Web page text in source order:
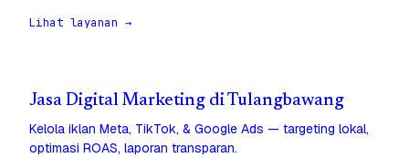
Lihat layanan →
Jasa Digital Marketing di Tulangbawang
Kelola iklan Meta, TikTok, & Google Ads — targeting lokal,
optimasi ROAS, laporan transparan.